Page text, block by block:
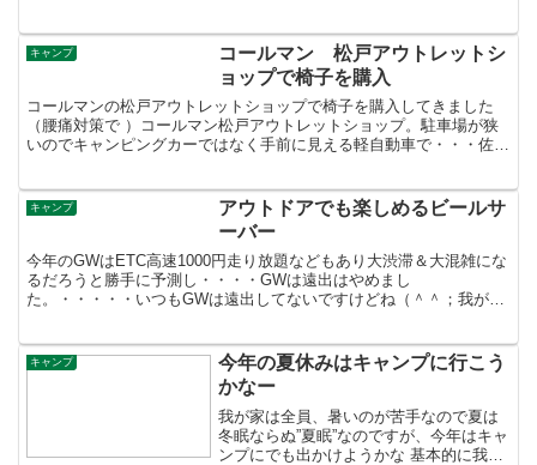
キャンプ
コールマン 松戸アウトレットシ
ョップで椅子を購入
コールマンの松戸アウトレットショップで椅子を購入してきました
（腰痛対策で ）コールマン松戸アウトレットショップ。駐車場が狭
いのでキャンピングカーではなく手前に見える軽自動車で・・・佐野
キャンプ
アウトドアでも楽しめるビールサ
ーバー
今年のGWはETC高速1000円走り放題などもあり大渋滞＆大混雑にな
るだろうと勝手に予測し・・・・GWは遠出はやめまし
た。・・・・・いつもGWは遠出してないですけどね（＾＾；我が家
キャンプ
今年の夏休みはキャンプに行こう
かなー
我が家は全員、暑いのが苦手なので夏は
冬眠ならぬ”夏眠”なのですが、今年はキャ
ンプにでも出かけようかな 基本的に我が